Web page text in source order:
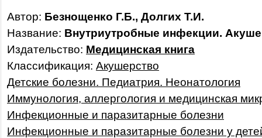
Автор: Безнощенко Г.Б., Долгих Т.И.
Название: Внутриутробные инфекции.
Издательство: Медицинская книга
Классификация: Акушерство
Детские болезни. Педиатрия. Неонатология
Иммунология, аллергология и медицинская
Инфекционные и паразитарные болезни
Инфекционные и паразитарные болезни у